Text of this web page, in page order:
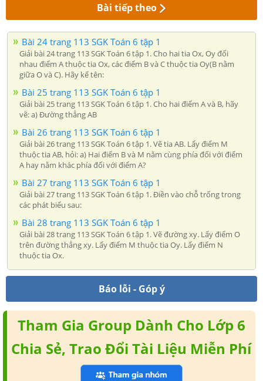
Bài tiếp theo
Bài 24 trang 113 SGK Toán 6 tập 1
Giải bài 24 trang 113 SGK Toán 6 tập 1. Cho hai tia Ox, Oy đối
nhau điểm A thuộc tia Ox, các điểm B và C thuộc tia Oy(B nằm
giữa O và C). Hãy kể tên:
Bài 25 trang 113 SGK Toán 6 tập 1
Giải bài 25 trang 113 SGK Toán 6 tập 1. Cho hai điểm A và B, hãy
vẽ: a) Đường thẳng AB
Bài 26 trang 113 SGK Toán 6 tập 1
Giải bài 26 trang 113 SGK Toán 6 tập 1. Vẽ tia AB. Lấy điểm M
thuộc tia AB, hỏi: a) Hai điểm B và M nằm cùng phía đối với điểm
A hay nằm khác phía đối với điểm A?
Bài 27 trang 113 SGK Toán 6 tập 1
Giải bài 27 trang 113 SGK Toán 6 tập 1. Điền vào chỗ trống trong
các phát biểu sau:
Bài 28 trang 113 SGK Toán 6 tập 1
Giải bài 28 trang 113 SGK Toán 6 tập 1. Vẽ đường xy. Lấy điểm O
trên đường thẳng xy. Lấy điểm M thuộc tia Oy. Lấy điểm N
thuộc tia Ox.
Báo lỗi - Góp ý
Tham Gia Group Dành Cho Lớp 6
Chia Sẻ, Trao Đổi Tài Liệu Miễn Phí